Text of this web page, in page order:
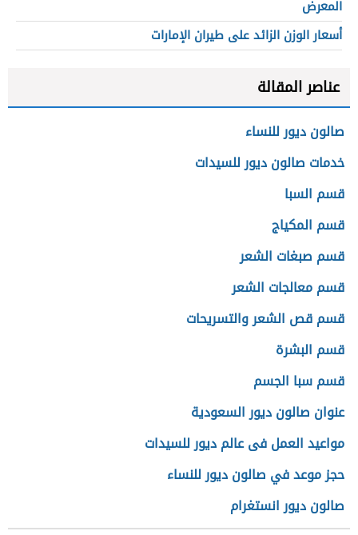
المعرض
أسعار الوزن الزائد على طيران الإمارات
عناصر المقالة
صالون ديور للنساء
خدمات صالون ديور للسيدات
قسم السبا
قسم المكياج
قسم صبغات الشعر
قسم معالجات الشعر
قسم قص الشعر والتسريحات
قسم البشرة
قسم سبا الجسم
عنوان صالون ديور السعودية
مواعيد العمل فى عالم ديور للسيدات
حجز موعد في صالون ديور للنساء
صالون ديور انستغرام